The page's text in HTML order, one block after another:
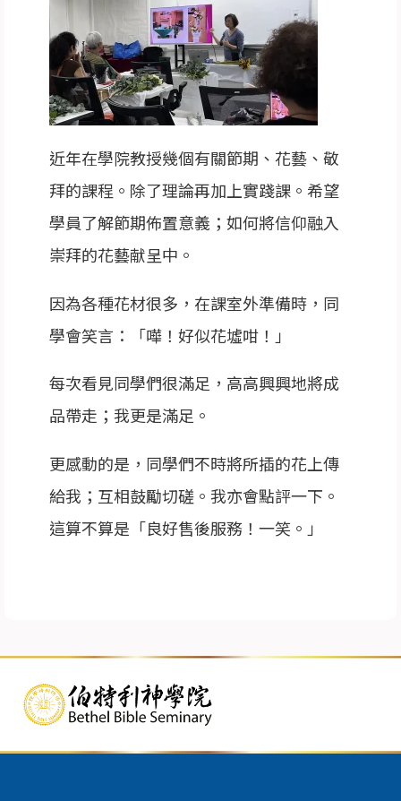
近年在學院教授幾個有關節期、花藝、敬
拜的課程。除了理論再加上實踐課。希望
學員了解節期佈置意義；如何將信仰融入
崇拜的花藝献呈中。
因為各種花材很多，在課室外準備時，同
學會笑言：「嘩！好似花墟咁！」
每次看見同學們很滿足，高高興興地將成
品帶走；我更是滿足。
更感動的是，同學們不時將所插的花上傳
給我；互相鼓勵切磋。我亦會點評一下。
這算不算是「良好售後服務！一笑。」